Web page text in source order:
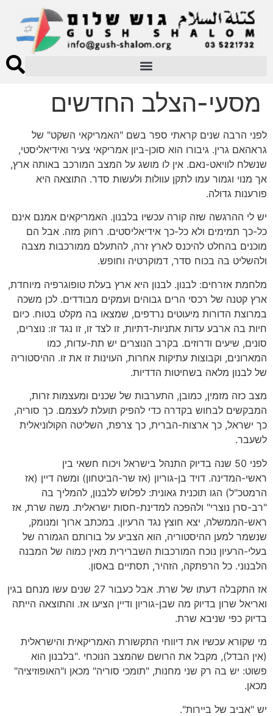
מסעי-הצלב החדשים
לפני הרבה שנים קראתי ספר בשם "האמריקאי השקט" של
גראהאם גרין. גיבורו הוא סוכן-ביון אמריקאי צעיר ואידיאליסטי,
שנשלח לוויאט-נאם. אין לו מושג על המצב המורכב באותה ארץ,
אך מנוי וגמור עמו לתקן עוולות ולעשות סדר. התוצאה היא
פורענות גדולה.
יש לי ההרגשה שזה קורה עכשיו בלבנון. האמריקאים אמנם אינם
כל-כך תמימים ולא כל-כך אידיאליסטים. רחוק מזה. אבל הם
מוכנים בהחלט להיכנס לארץ זרה, להתעלם ממורכבות מצבה
ולהשליט בה בכוח סדר, דמוקרטיה וחופש.
מלחמת אזרחים: לבנון. לבנון היא ארץ בעלת טופוגרפיה מיוחדת,
ארץ קטנה של רכסי הרים גבוהים ועמקים מבודדים. לכן משכה
במרוצת הדורות מיעוטים נרדפים, שמצאו בה מקלט בטוח. כיום
חיות בה ארבע עדות אתניות-דתיות, זו לצד זו, זו נגד זו: נוצרים,
סונים, שיעים ודרוזים. בקרב הנוצרים יש תת-עדות, כמו
המארונים, וקבוצות עתיקות אחרות, העוינות זו את זו. ההיסטוריה
של לבנון מלאה בשחיטות הדדיות.
מצב כזה מזמין, כמובן, התערבות של שכנים ומעצמות זרות,
המבקשים לבחוש בקדרה כדי להפיק תועלת לעצמם. כך סוריה,
כך ישראל, כך ארצות-הברית, כך צרפת, השליטה הקולוניאלית
לשעבר.
לפני 50 שנה בדיוק התנהל בישראל ויכוח חשאי בין
ראשי-המדינה. דויד בן-גוריון (אז שר-הביטחון) ומשה דיין (אז
הרמטכ"ל) הגו תוכנית גאונית: לפלוש ללבנון, להמליך בה
"רב-סרן נוצרי" ולהפכה למדינת-חסות ישראלית. משה שרת, אז
ראש-הממשלה, יצא חוצץ נגד הרעיון. במכתב ארוך ומנומק,
שנשמר למען ההיסטוריה, הוא הצביע על בורותם הגמורה של
בעלי-הרעיון נוכח המורכבות השברירית מאין כמוה של המבנה
הלבנוני. כל הרפתקה, הזהיר, תסתיים באסון.
אז התקבלה דעתו של שרת. אבל כעבור 27 שנים עשו מנחם בגין
ואריאל שרון בדיוק מה שבן-גוריון ודיין הציעו אז. והתוצאה הייתה
בדיוק כפי שניבא שרת.
מי שקורא עכשיו את דיווחי התקשורת האמריקאית והישראלית
(אין הבדל), מקבל את הרושם שהמצב הנוכחי ."בלבנון הוא
פשוט: יש בה רק שני מחנות, "תומכי סוריה" מכאן ו"האופוזיציה"
מכאן.
יש "אביב של ביירות".